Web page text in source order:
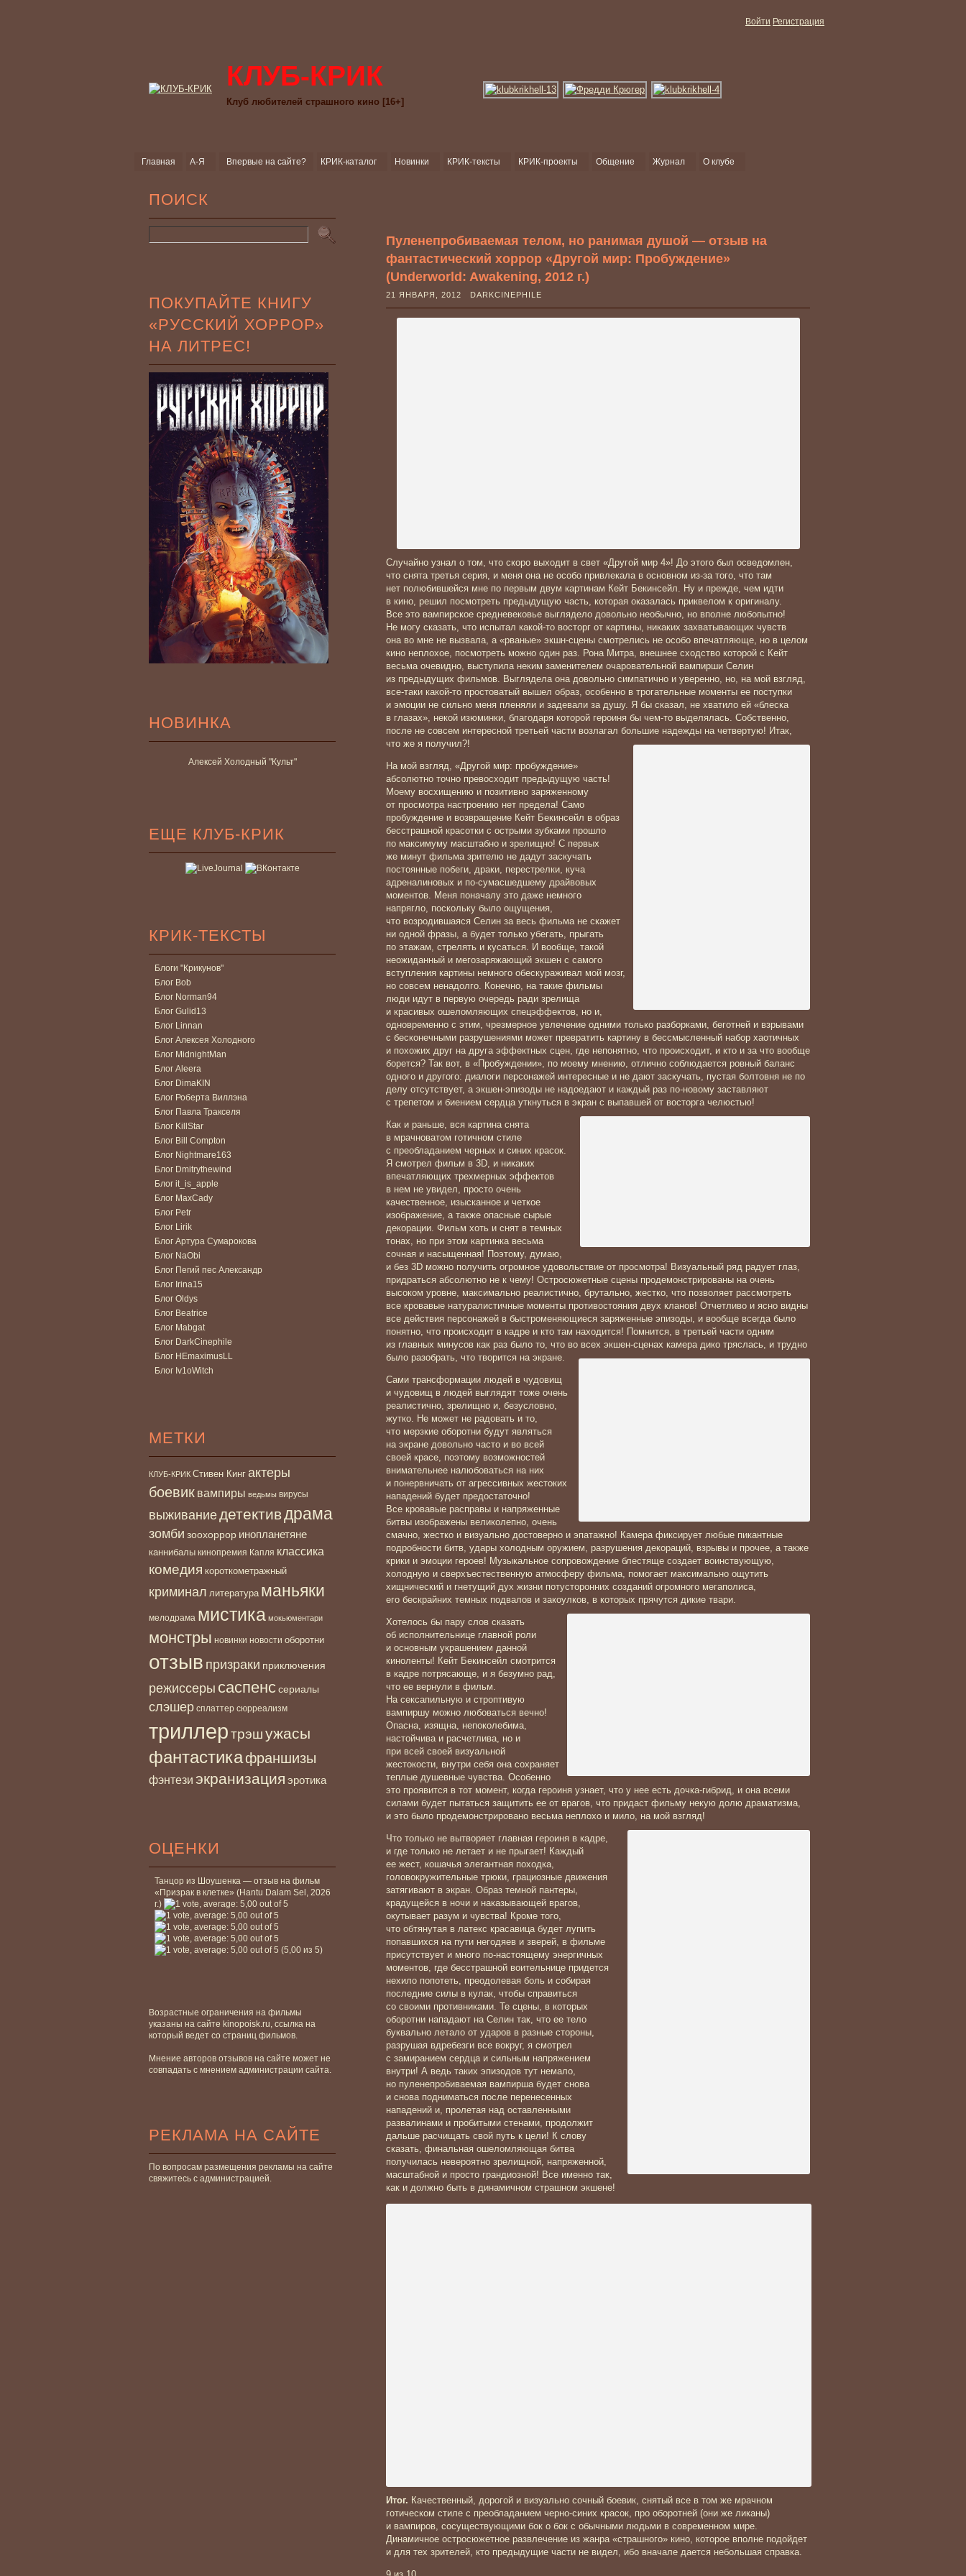
Войти Регистрация
КЛУБ-КРИК
Клуб любителей страшного кино [16+]
Главная А-Я Впервые на сайте? КРИК-каталог Новинки КРИК-тексты КРИК-проекты Общение Журнал О клубе
ПОИСК
ПОКУПАЙТЕ КНИГУ
«РУССКИЙ ХОРРОР»
НА ЛИТРЕС!
НОВИНКА
Алексей Холодный "Культ"
ЕЩЕ КЛУБ-КРИК
КРИК-ТЕКСТЫ
Блоги "Крикунов"
Блог Bob
Блог Norman94
Блог Gulid13
Блог Linnan
Блог Алексея Холодного
Блог MidnightMan
Блог Aleera
Блог DimaKIN
Блог Роберта Виллэна
Блог Павла Тракселя
Блог KillStar
Блог Bill Compton
Блог Nightmare163
Блог Dmitrythewind
Блог it_is_apple
Блог MaxCady
Блог Petr
Блог Lirik
Блог Артура Сумарокова
Блог NaObi
Блог Пегий пес Александр
Блог Irina15
Блог Oldys
Блог Beatrice
Блог Mabgat
Блог DarkCinephile
Блог HEmaximusLL
Блог Iv1oWitch
МЕТКИ
КЛУБ-КРИК Стивен Кинг актеры
боевик вампиры ведьмы вирусы
выживаниедетективдрама
зомби зоохоррор инопланетяне
каннибалы кинопремия Капля классика
комедия короткометражный
криминал литература маньяки
мелодрама мистика мокьюментари
монстры новинки новости оборотни
отзыв призраки приключения
режиссеры саспенссериалы
слэшер сплаттер сюрреализм
триллертрэшужасы
фантастикафраншизы
фэнтези экранизация эротика
ОЦЕНКИ
Танцор из Шоушенка — отзыв на фильм
«Призрак в клетке» (Hantu Dalam Sel, 2026
г.)
(5,00 из 5)
Возрастные ограничения на фильмы
указаны на сайте kinopoisk.ru, ссылка на
который ведет со страниц фильмов.
Мнение авторов отзывов на сайте может не
совпадать с мнением администрации сайта.
РЕКЛАМА НА САЙТЕ
По вопросам размещения рекламы на сайте
свяжитесь с администрацией.
Пуленепробиваемая телом, но ранимая душой — отзыв на
фантастический хоррор «Другой мир: Пробуждение»
(Underworld: Awakening, 2012 г.)
21 ЯНВАРЯ, 2012 DARKCINEPHILE
Случайно узнал о том, что скоро выходит в свет «Другой мир 4»! До этого был осведомлен,
что снята третья серия, и меня она не особо привлекала в основном из-за того, что там
нет полюбившейся мне по первым двум картинам Кейт Бекинсейл. Ну и прежде, чем идти
в кино, решил посмотреть предыдущую часть, которая оказалась приквелом к оригиналу.
Все это вампирское средневековье выглядело довольно необычно, но вполне любопытно!
Не могу сказать, что испытал какой-то восторг от картины, никаких захватывающих чувств
она во мне не вызвала, а «рваные» экшн-сцены смотрелись не особо впечатляюще, но в целом
кино неплохое, посмотреть можно один раз. Рона Митра, внешнее сходство которой с Кейт
весьма очевидно, выступила неким заменителем очаровательной вампирши Селин
из предыдущих фильмов. Выглядела она довольно симпатично и уверенно, но, на мой взгляд,
все-таки какой-то простоватый вышел образ, особенно в трогательные моменты ее поступки
и эмоции не сильно меня пленяли и задевали за душу. Я бы сказал, не хватило ей «блеска
в глазах», некой изюминки, благодаря которой героиня бы чем-то выделялась. Собственно,
после не совсем интересной третьей части возлагал большие надежды на четвертую! Итак,
что же я получил?!
На мой взгляд, «Другой мир: пробуждение»
абсолютно точно превосходит предыдущую часть!
Моему восхищению и позитивно заряженному
от просмотра настроению нет предела! Само
пробуждение и возвращение Кейт Бекинсейл в образ
бесстрашной красотки с острыми зубками прошло
по максимуму масштабно и зрелищно! С первых
же минут фильма зрителю не дадут заскучать
постоянные побеги, драки, перестрелки, куча
адреналиновых и по-сумасшедшему драйвовых
моментов. Меня поначалу это даже немного
напрягло, поскольку было ощущения,
что возродившаяся Селин за весь фильма не скажет
ни одной фразы, а будет только убегать, прыгать
по этажам, стрелять и кусаться. И вообще, такой
неожиданный и мегозаряжающий экшен с самого
вступления картины немного обескураживал мой мозг,
но совсем ненадолго. Конечно, на такие фильмы
люди идут в первую очередь ради зрелища
и красивых ошеломляющих спецэффектов, но и,
одновременно с этим, чрезмерное увлечение одними только разборками, беготней и взрывами
с бесконечными разрушениями может превратить картину в бессмысленный набор хаотичных
и похожих друг на друга эффектных сцен, где непонятно, что происходит, и кто и за что вообще
борется? Так вот, в «Пробуждении», по моему мнению, отлично соблюдается ровный баланс
одного и другого: диалоги персонажей интересные и не дают заскучать, пустая болтовня не по
делу отсутствует, а экшен-эпизоды не надоедают и каждый раз по-новому заставляют
с трепетом и биением сердца уткнуться в экран с выпавшей от восторга челюстью!
Как и раньше, вся картина снята
в мрачноватом готичном стиле
с преобладанием черных и синих красок.
Я смотрел фильм в 3D, и никаких
впечатляющих трехмерных эффектов
в нем не увидел, просто очень
качественное, изысканное и четкое
изображение, а также опасные сырые
декорации. Фильм хоть и снят в темных
тонах, но при этом картинка весьма
сочная и насыщенная! Поэтому, думаю,
и без 3D можно получить огромное удовольствие от просмотра! Визуальный ряд радует глаз,
придраться абсолютно не к чему! Остросюжетные сцены продемонстрированы на очень
высоком уровне, максимально реалистично, брутально, жестко, что позволяет рассмотреть
все кровавые натуралистичные моменты противостояния двух кланов! Отчетливо и ясно видны
все действия персонажей в быстроменяющиеся заряженные эпизоды, и вообще всегда было
понятно, что происходит в кадре и кто там находится! Помнится, в третьей части одним
из главных минусов как раз было то, что во всех экшен-сценах камера дико тряслась, и трудно
было разобрать, что творится на экране.
Сами трансформации людей в чудовищ
и чудовищ в людей выглядят тоже очень
реалистично, зрелищно и, безусловно,
жутко. Не может не радовать и то,
что мерзкие оборотни будут являться
на экране довольно часто и во всей
своей красе, поэтому возможностей
внимательнее налюбоваться на них
и понервничать от агрессивных жестоких
нападений будет предостаточно!
Все кровавые расправы и напряженные
битвы изображены великолепно, очень
смачно, жестко и визуально достоверно и эпатажно! Камера фиксирует любые пикантные
подробности битв, удары холодным оружием, разрушения декораций, взрывы и прочее, а также
крики и эмоции героев! Музыкальное сопровождение блестяще создает воинствующую,
холодную и сверхъестественную атмосферу фильма, помогает максимально ощутить
хищнический и гнетущий дух жизни потусторонних созданий огромного мегаполиса,
его бескрайних темных подвалов и закоулков, в которых прячутся дикие твари.
Хотелось бы пару слов сказать
об исполнительнице главной роли
и основным украшением данной
киноленты! Кейт Бекинсейл смотрится
в кадре потрясающе, и я безумно рад,
что ее вернули в фильм.
На сексапильную и строптивую
вампиршу можно любоваться вечно!
Опасна, изящна, непоколебима,
настойчива и расчетлива, но и
при всей своей визуальной
жестокости, внутри себя она сохраняет
теплые душевные чувства. Особенно
это проявится в тот момент, когда героиня узнает, что у нее есть дочка-гибрид, и она всеми
силами будет пытаться защитить ее от врагов, что придаст фильму некую долю драматизма,
и это было продемонстрировано весьма неплохо и мило, на мой взгляд!
Что только не вытворяет главная героиня в кадре,
и где только не летает и не прыгает! Каждый
ее жест, кошачья элегантная походка,
головокружительные трюки, грациозные движения
затягивают в экран. Образ темной пантеры,
крадущейся в ночи и наказывающей врагов,
окутывает разум и чувства! Кроме того,
что обтянутая в латекс красавица будет лупить
попавшихся на пути негодяев и зверей, в фильме
присутствует и много по-настоящему энергичных
моментов, где бесстрашной воительнице придется
нехило попотеть, преодолевая боль и собирая
последние силы в кулак, чтобы справиться
со своими противниками. Те сцены, в которых
оборотни нападают на Селин так, что ее тело
буквально летало от ударов в разные стороны,
разрушая вдребезги все вокруг, я смотрел
с замиранием сердца и сильным напряжением
внутри! А ведь таких эпизодов тут немало,
но пуленепробиваемая вампирша будет снова
и снова подниматься после перенесенных
нападений и, пролетая над оставленными
развалинами и пробитыми стенами, продолжит
дальше расчищать свой путь к цели! К слову
сказать, финальная ошеломляющая битва
получилась невероятно зрелищной, напряженной,
масштабной и просто грандиозной! Все именно так,
как и должно быть в динамичном страшном экшене!
Итог. Качественный, дорогой и визуально сочный боевик, снятый все в том же мрачном
готическом стиле с преобладанием черно-синих красок, про оборотней (они же ликаны)
и вампиров, сосуществующими бок о бок с обычными людьми в современном мире.
Динамичное остросюжетное развлечение из жанра «страшного» кино, которое вполне подойдет
и для тех зрителей, кто предыдущие части не видел, ибо вначале дается небольшая справка.